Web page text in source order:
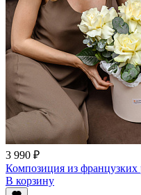
3 990 ₽
Композиция из
В корзину